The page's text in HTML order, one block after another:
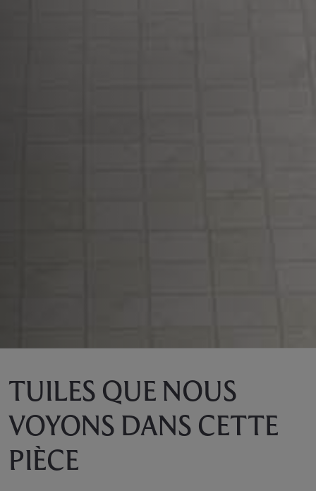
TUILES QUE NOUS
VOYONS DANS CETTE
PIÈCE